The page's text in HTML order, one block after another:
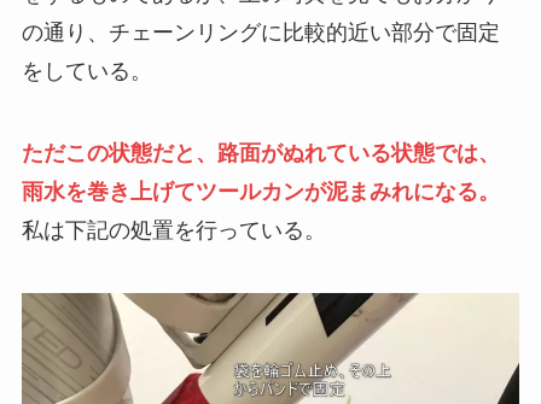
の通り、チェーンリングに比較的近い部分で固定
をしている。
ただこの状態だと、路面がぬれている状態では、
雨水を巻き上げてツールカンが泥まみれになる。
私は下記の処置を行っている。